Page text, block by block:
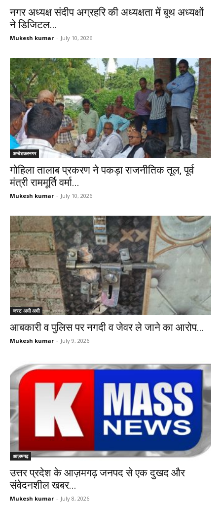
नगर अध्यक्ष संदीप अग्रहरि की अध्यक्षता में बूथ अध्यक्षों
ने डिजिटल...
Mukesh kumar - July 10, 2026
अम्बेडकरनगर
गोहिला तालाब प्रकरण ने पकड़ा राजनीतिक तूल, पूर्व
मंत्री राममूर्ति वर्मा...
Mukesh kumar - July 10, 2026
जस्ट अभी अभी
आबकारी व पुलिस पर नगदी व जेवर ले जाने का आरोप...
Mukesh kumar - July 9, 2026
आज़मगढ़
उत्तर प्रदेश के आज़मगढ़ जनपद से एक दुखद और
संवेदनशील खबर...
Mukesh kumar - July 8, 2026